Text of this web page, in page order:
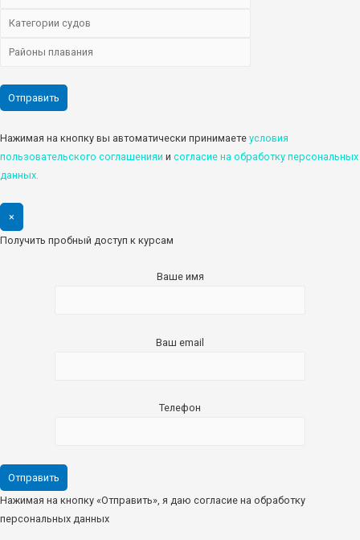
Нажимая на кнопку вы автоматически принимаете условия
пользовательского соглашенияи и cогласие на обработку персональных
данных.
×
Получить пробный доступ к курсам
Ваше имя
Ваш email
Телефон
Нажимая на кнопку «Отправить», я даю согласие на обработку
персональных данных